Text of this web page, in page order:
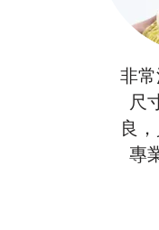
非
尺
良
專